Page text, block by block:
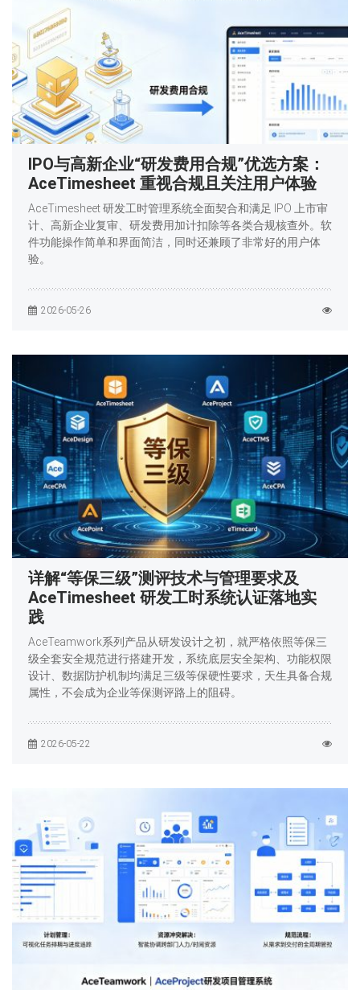
IPO与高新企业“研发费用合规”优选方案：
AceTimesheet 重视合规且关注用户体验
AceTimesheet 研发工时管理系统全面契合和满足 IPO 上市审
计、高新企业复审、研发费用加计扣除等各类合规核查外。软
件功能操作简单和界面简洁，同时还兼顾了非常好的用户体
验。
2026-05-26
详解“等保三级”测评技术与管理要求及
AceTimesheet 研发工时系统认证落地实
践
AceTeamwork系列产品从研发设计之初，就严格依照等保三
级全套安全规范进行搭建开发，系统底层安全架构、功能权限
设计、数据防护机制均满足三级等保硬性要求，天生具备合规
属性，不会成为企业等保测评路上的阻碍。
2026-05-22